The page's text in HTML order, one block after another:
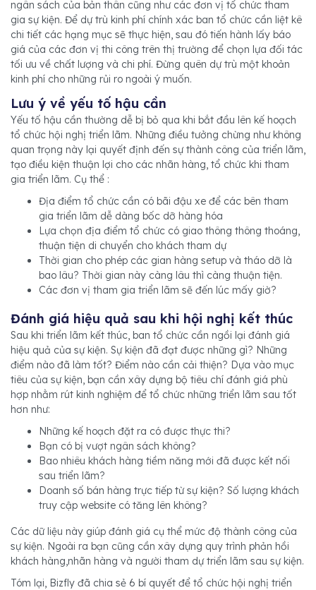
ngân sách của bản thân cũng như các đơn vị tổ chức tham
gia sự kiện. Để dự trù kinh phí chính xác ban tổ chức cần liệt kê
chi tiết các hạng mục sẽ thực hiện, sau đó tiến hành lấy báo
giá của các đơn vị thi công trên thị trường để chọn lựa đối tác
tối ưu về chất lượng và chi phí. Đừng quên dự trù một khoản
kinh phí cho những rủi ro ngoài ý muốn.
Lưu ý về yếu tố hậu cần
Yếu tố hậu cần thường dễ bị bỏ qua khi bắt đầu lên kế hoạch
tổ chức hội nghị triển lãm. Những điều tưởng chừng như không
quan trọng này lại quyết định đến sự thành công của triển lãm,
tạo điều kiện thuận lợi cho các nhãn hàng, tổ chức khi tham
gia triển lãm. Cụ thể :
Địa điểm tổ chức cần có bãi đậu xe để các bên tham
gia triển lãm dễ dàng bốc dỡ hàng hóa
Lựa chọn địa điểm tổ chức có giao thông thông thoáng,
thuận tiện di chuyển cho khách tham dự
Thời gian cho phép các gian hàng setup và tháo dỡ là
bao lâu? Thời gian này càng lâu thì càng thuận tiện.
Các đơn vị tham gia triển lãm sẽ đến lúc mấy giờ?
Đánh giá hiệu quả sau khi hội nghị kết thúc
Sau khi triển lãm kết thúc, ban tổ chức cần ngồi lại đánh giá
hiệu quả của sự kiện. Sự kiện đã đạt được những gì? Những
điểm nào đã làm tốt? Điểm nào cần cải thiện? Dựa vào mục
tiêu của sự kiện, bạn cần xây dựng bộ tiêu chí đánh giá phù
hợp nhằm rút kinh nghiệm để tổ chức những triển lãm sau tốt
hơn như:
Những kế hoạch đặt ra có được thực thi?
Bạn có bị vượt ngân sách không?
Bao nhiêu khách hàng tiềm năng mới đã được kết nối
sau triển lãm?
Doanh số bán hàng trực tiếp từ sự kiện? Số lượng khách
truy cập website có tăng lên không?
Các dữ liệu này giúp đánh giá cụ thể mức độ thành công của
sự kiện. Ngoài ra bạn cũng cần xây dựng quy trình phản hồi
khách hàng,nhãn hàng và người tham dự triển lãm sau sự kiện.
Tóm lại, Bizfly đã chia sẻ 6 bí quyết để tổ chức hội nghị triển